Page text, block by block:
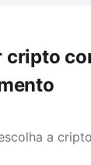
cripto
a